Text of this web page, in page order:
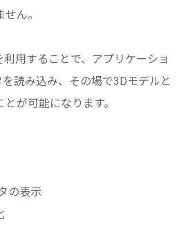
ん。
利用することで、アプリケーショ
読み込み、その場で3Dモデルと
が可能になります。
の表示